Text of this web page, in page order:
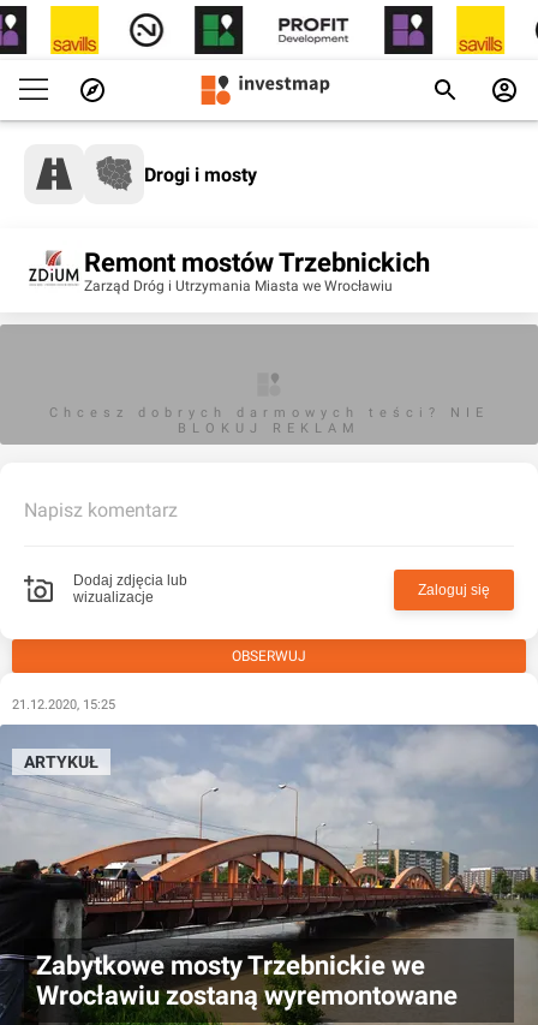
Drogi i mosty
Remont mostów Trzebnickich
Zarząd Dróg i Utrzymania Miasta we Wrocławiu
Chcesz dobrych darmowych teści? NIE
BLOKUJ REKLAM
Napisz komentarz
Dodaj zdjęcia lub
wizualizacje
Zaloguj się
OBSERWUJ
21.12.2020, 15:25
Zabytkowe mosty Trzebnickie we
Wrocławiu zostaną wyremontowane
ARTYKUŁ